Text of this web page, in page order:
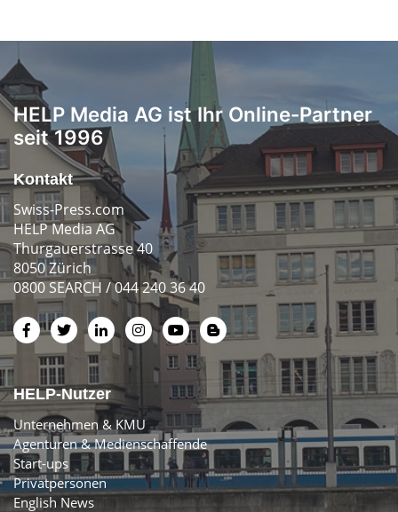
HELP Media AG ist Ihr Online-Partner
seit 1996
Kontakt
Swiss-Press.com
HELP Media AG
Thurgauerstrasse 40
8050 Zürich
0800 SEARCH / 044 240 36 40
HELP-Nutzer
Unternehmen & KMU
Agenturen & Medienschaffende
Start-ups
Privatpersonen
English News